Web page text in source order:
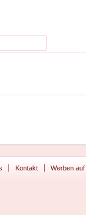
Kontakt Werben